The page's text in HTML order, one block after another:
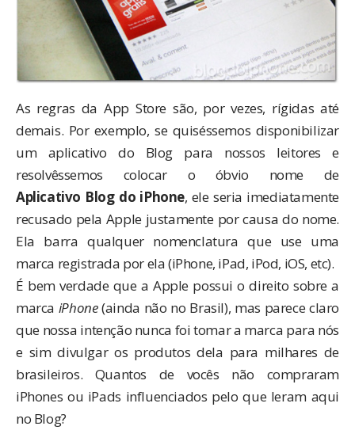
As regras da App Store são, por vezes, rígidas até
demais. Por exemplo, se quiséssemos disponibilizar
um aplicativo do Blog para nossos leitores e
resolvêssemos colocar o óbvio nome de
Aplicativo Blog do iPhone, ele seria imediatamente
recusado pela Apple justamente por causa do nome.
Ela barra qualquer nomenclatura que use uma
marca registrada por ela (iPhone, iPad, iPod, iOS, etc).
É bem verdade que a Apple possui o direito sobre a
marca iPhone(ainda não no Brasil), mas parece claro
que nossa intenção nunca foi tomar a marca para nós
e sim divulgar os produtos dela para milhares de
brasileiros. Quantos de vocês não compraram
iPhones ou iPads influenciados pelo que leram aqui
no Blog?